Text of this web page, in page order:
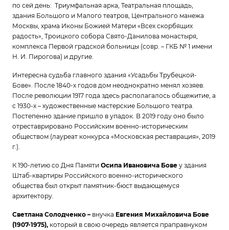
по сей день: Триумфальная арка, Театральная площадь,
здания Большого и Малого театров, Центрального манежа
Москвы, храма Иконы Божией Матери «Всех скорбящих
радость», Троицкого собора Свято-Данилова монастыря,
комплекса Первой градской больницы (совр. – ГКБ № 1 имени
Н. И. Пирогова) и другие.
Интересна судьба главного здания «Усадьбы Трубецкой-
Бове». После 1840-х годов дом неоднократно менял хозяев.
После революции 1917 года здесь располагалось общежитие, а
с 1930-х – художественные мастерские Большого театра.
Постепенно здание пришло в упадок. В 2019 году оно было
отреставрировано Российским военно-историческим
обществом (лауреат конкурса «Московская реставрация», 2019
г.).
К 190-летию со Дня Памяти Осипа Ивановича Бове у здания
Штаб-квартиры Российского военно-исторического
общества был открыт памятник-бюст выдающемуся
архитектору.
Светлана Солодченко – внучка Евгения Михайловича Бове
(1907-1975), который в свою очередь является праправнуком